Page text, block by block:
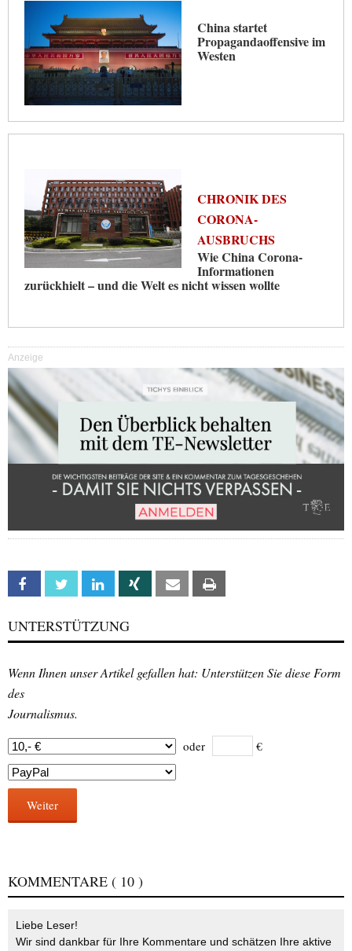
China startet
Propagandaoffensive im
Westen
CHRONIK DES
CORONA-
AUSBRUCHS
Wie China Corona-
Informationen
zurückhielt – und die Welt es nicht wissen wollte
Anzeige
Facebook Twitter Linkedin Xing Email
UNTERSTÜTZUNG
Wenn Ihnen unser Artikel gefallen hat: Unterstützen Sie diese Form
des
Journalismus.
oder €
Weiter
KOMMENTARE ( 10 )
Liebe Leser!
Wir sind dankbar für Ihre Kommentare und schätzen Ihre aktive